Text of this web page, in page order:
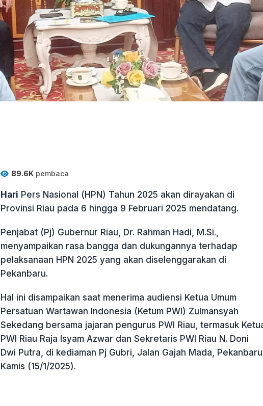
89.6Kpembaca
Hari Pers Nasional (HPN) Tahun 2025 akan dirayakan di
Provinsi Riau pada 6 hingga 9 Februari 2025 mendatang.
Penjabat (Pj) Gubernur Riau, Dr. Rahman Hadi, M.Si.,
menyampaikan rasa bangga dan dukungannya terhadap
pelaksanaan HPN 2025 yang akan diselenggarakan di
Pekanbaru.
Hal ini disampaikan saat menerima audiensi Ketua Umum
Persatuan Wartawan Indonesia (Ketum PWI) Zulmansyah
Sekedang bersama jajaran pengurus PWI Riau, termasuk
PWI Riau Raja Isyam Azwar dan Sekretaris PWI Riau N. Doni
Dwi Putra, di kediaman Pj Gubri, Jalan Gajah Mada,
Kamis (15/1/2025).